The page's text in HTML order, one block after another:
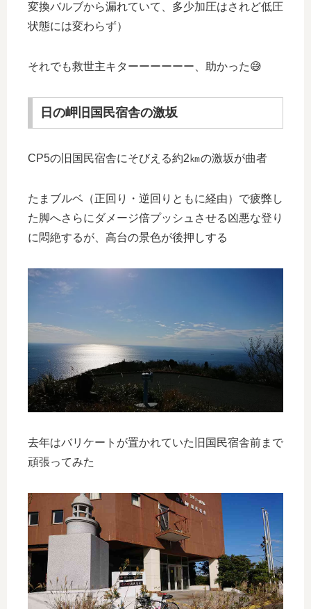
変換バルブから漏れていて、多少加圧はされど低圧
状態には変わらず）
それでも救世主キターーーーーー、助かった😅
日の岬旧国民宿舎の激坂
CP5の旧国民宿舎にそびえる約2㎞の激坂が曲者
たまブルベ（正回り・逆回りともに経由）で疲弊し
た脚へさらにダメージ倍プッシュさせる凶悪な登り
に悶絶するが、高台の景色が後押しする
去年はバリケートが置かれていた旧国民宿舎前まで
頑張ってみた